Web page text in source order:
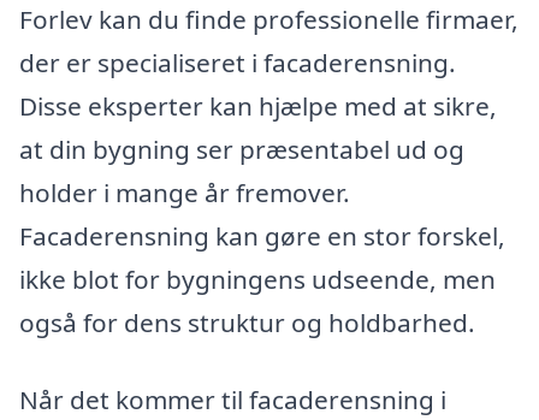
Forlev kan du finde professionelle firmaer,
der er specialiseret i facaderensning.
Disse eksperter kan hjælpe med at sikre,
at din bygning ser præsentabel ud og
holder i mange år fremover.
Facaderensning kan gøre en stor forskel,
ikke blot for bygningens udseende, men
også for dens struktur og holdbarhed.
Når det kommer til facaderensning i